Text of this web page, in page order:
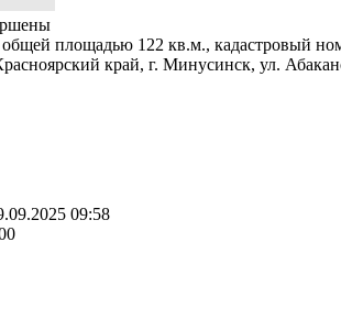
площадью 122 кв.м., кадастровый
край, г. Минусинск, ул.
09:58